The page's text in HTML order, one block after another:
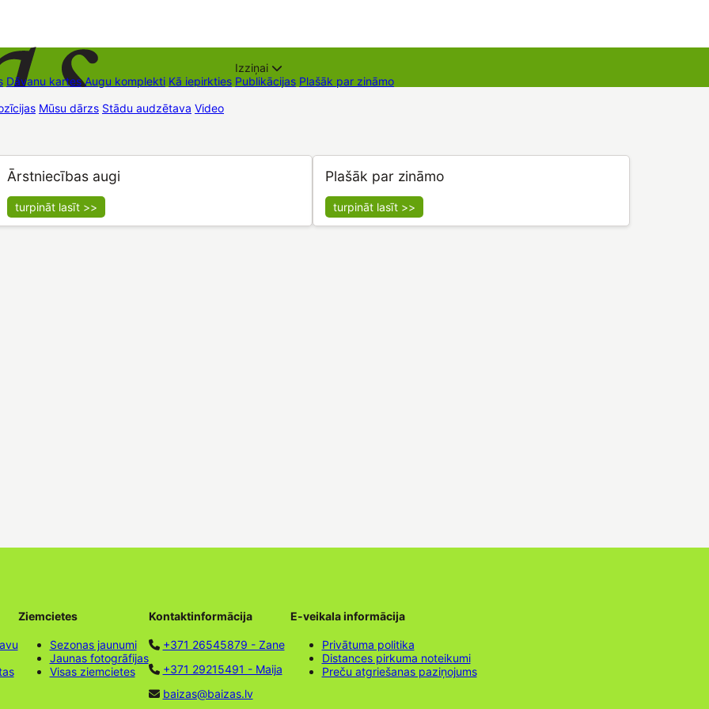
Dāvanu kartes Augu komplekti Kā iepirkties
Izziņai
Publikācijas Plašāk par zināmo
Mūsu dārzs Stādu audzētava Video
Ārstniecības augi
turpināt lasīt >>
Plašāk par zināmo
turpināt lasīt >>
Ziemcietes
Sezonas jaunumi
Jaunas fotogrāfijas
Visas ziemcietes
Kontaktinformācija
+371 26545879 - Zane
+371 29215491 - Maija
baizas@baizas.lv
E-veikala informācija
Privātuma politika
Distances pirkuma noteikumi
Preču atgriešanas paziņojums